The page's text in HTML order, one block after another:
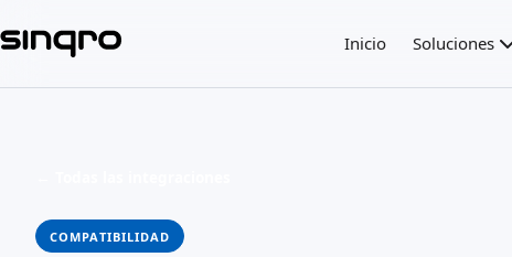
Inicio Soluciones
COMPATIBILIDAD